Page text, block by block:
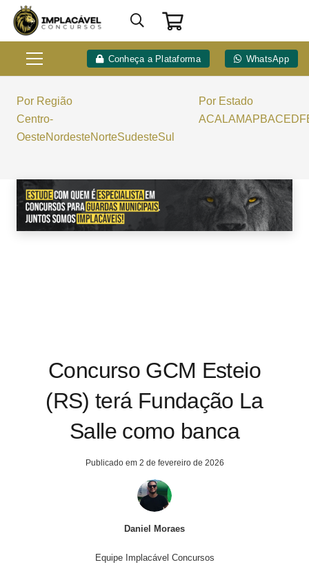
Conheça a Plataforma WhatsApp
Por Região
Centro-
OesteNordesteNorteSudesteSul
Por Estado
ACALAMAPBACEDF
Concurso GCM Esteio
(RS) terá Fundação La
Salle como banca
Publicado em 2 de fevereiro de 2026
Daniel Moraes
Equipe Implacável Concursos